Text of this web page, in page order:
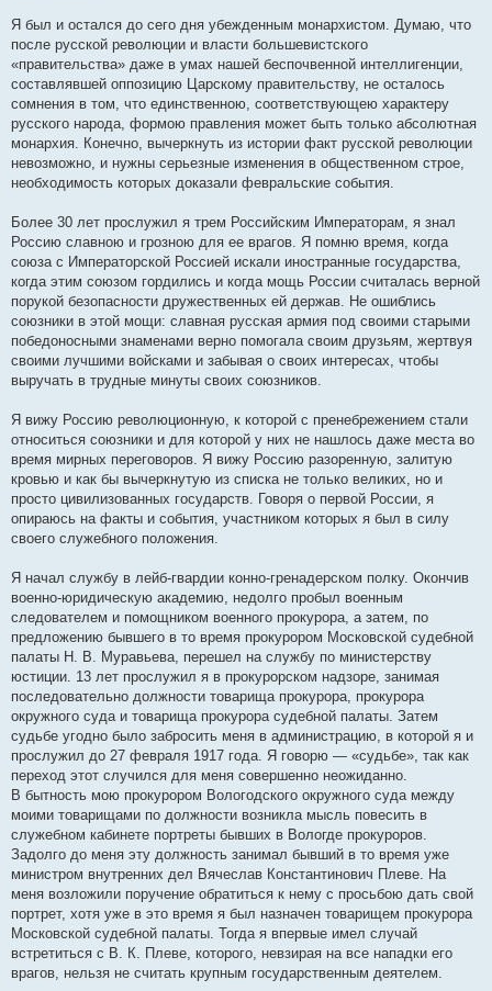
Я был и остался до сего дня убежденным монархистом. Думаю, что
после русской революции и власти большевистского
«правительства» даже в умах нашей беспочвенной интеллигенции,
составлявшей оппозицию Царскому правительству, не осталось
сомнения в том, что единственною, соответствующею характеру
русского народа, формою правления может быть только абсолютная
монархия. Конечно, вычеркнуть из истории факт русской революции
невозможно, и нужны серьезные изменения в общественном строе,
необходимость которых доказали февральские события.
Более 30 лет прослужил я трем Российским Императорам, я знал
Россию славною и грозною для ее врагов. Я помню время, когда
союза с Императорской Россией искали иностранные государства,
когда этим союзом гордились и когда мощь России считалась верной
порукой безопасности дружественных ей держав. Не ошиблись
союзники в этой мощи: славная русская армия под своими старыми
победоносными знаменами верно помогала своим друзьям, жертвуя
своими лучшими войсками и забывая о своих интересах, чтобы
выручать в трудные минуты своих союзников.
Я вижу Россию революционную, к которой с пренебрежением стали
относиться союзники и для которой у них не нашлось даже места во
время мирных переговоров. Я вижу Россию разоренную, залитую
кровью и как бы вычеркнутую из списка не только великих, но и
просто цивилизованных государств. Говоря о первой России, я
опираюсь на факты и события, участником которых я был в силу
своего служебного положения.
Я начал службу в лейб-гвардии конно-гренадерском полку. Окончив
военно-юридическую академию, недолго пробыл военным
следователем и помощником военного прокурора, а затем, по
предложению бывшего в то время прокурором Московской судебной
палаты Н. В. Муравьева, перешел на службу по министерству
юстиции. 13 лет прослужил я в прокурорском надзоре, занимая
последовательно должности товарища прокурора, прокурора
окружного суда и товарища прокурора судебной палаты. Затем
судьбе угодно было забросить меня в администрацию, в которой я и
прослужил до 27 февраля 1917 года. Я говорю — «судьбе», так как
переход этот случился для меня совершенно неожиданно.
В бытность мою прокурором Вологодского окружного суда между
моими товарищами по должности возникла мысль повесить в
служебном кабинете портреты бывших в Вологде прокуроров.
Задолго до меня эту должность занимал бывший в то время уже
министром внутренних дел Вячеслав Константинович Плеве. На
меня возложили поручение обратиться к нему с просьбою дать свой
портрет, хотя уже в это время я был назначен товарищем прокурора
Московской судебной палаты. Тогда я впервые имел случай
встретиться с В. К. Плеве, которого, невзирая на все нападки его
врагов, нельзя не считать крупным государственным деятелем.